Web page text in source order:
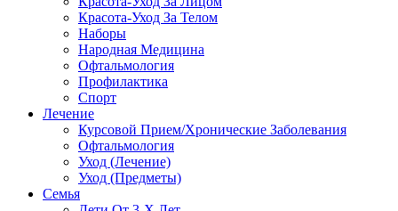
Красота-Уход За Телом
Наборы
Народная Медицина
Офтальмология
Профилактика
Спорт
Лечение
Курсовой Прием/Хронические Заболевания
Офтальмология
Уход (Лечение)
Уход (Предметы)
Семья